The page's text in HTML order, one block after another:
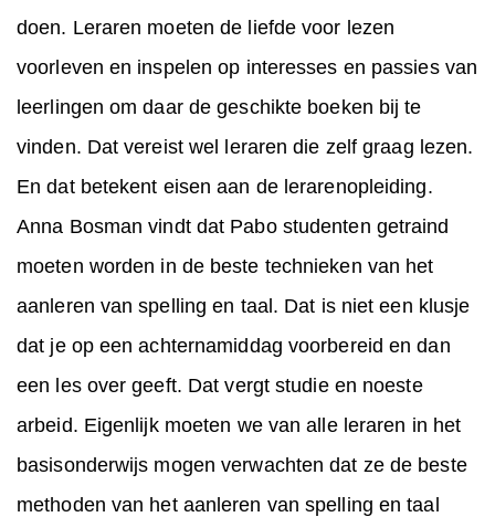
doen. Leraren moeten de liefde voor lezen
voorleven en inspelen op interesses en passies van
leerlingen om daar de geschikte boeken bij te
vinden. Dat vereist wel leraren die zelf graag lezen.
En dat betekent eisen aan de lerarenopleiding.
Anna Bosman vindt dat Pabo studenten getraind
moeten worden in de beste technieken van het
aanleren van spelling en taal. Dat is niet een klusje
dat je op een achternamiddag voorbereid en dan
een les over geeft. Dat vergt studie en noeste
arbeid. Eigenlijk moeten we van alle leraren in het
basisonderwijs mogen verwachten dat ze de beste
methoden van het aanleren van spelling en taal